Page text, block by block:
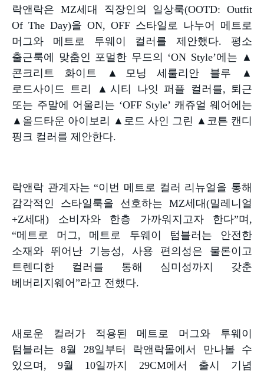
락앤락은 MZ세대 직장인의 일상룩(OOTD: Outfit
Of The Day)을 ON, OFF 스타일로 나누어 메트로
머그와 메트로 투웨이 컬러를 제안했다. 평소
출근룩에 맞춤인 포멀한 무드의
‘ON Style’에는 ▲
콘크리트 화이트 ▲ 모닝 세룰리안 블루 ▲
로드사이드 트리
▲시티 나잇 퍼플 컬러를, 퇴근
또는 주말에 어울리는 ‘OFF Style’ 캐쥬얼 웨어에는
▲ 올드타운 아이보리 ▲ 로드 사인 그린 ▲ 코튼 캔디
핑크 컬러를 제안한다.
락앤락 관계자는 “이번 메트로 컬러 리뉴얼을 통해
감각적인 스타일룩을 선호하는 MZ세대 (밀레니얼
+Z세대 ) 소비자와 한층 가까워지고자 한다”며 ,
“메트로 머그, 메트로 투웨이 텀블러는 안전한
소재와 뛰어난 기능성, 사용 편의성은 물론이고
트렌디한 컬러를 통해 심미성까지 갖춘
베버리지웨어 ”라고 전했다.
새로운 컬러가 적용된 메트로 머그와 투웨이
텀블러는 8월 28일부터 락앤락몰에서 만나볼 수
있으며 , 9월 10일까지 29CM에서 출시 기념